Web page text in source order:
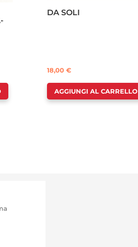
DA SOLI
18,00€
AGGIUNGI AL CARRELLO